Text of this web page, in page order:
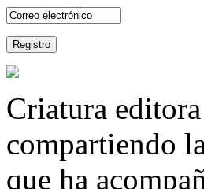
Criatura
compartiendo
que ha